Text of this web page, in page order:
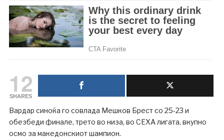
12
SHARES
Вардар синоќа го совлада Мешков Брест со 25-23 и
обезбеди финале, трето во низа, во СЕХА лигата, вкупно
осмо за македонскиот шампион.